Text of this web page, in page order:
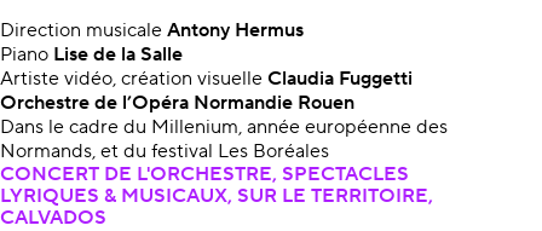
Direction musicale Antony Hermus
Piano Lise de la Salle
Artiste vidéo, création visuelle Claudia Fuggetti
Orchestre de l’Opéra Normandie Rouen
Dans le cadre du Millenium, année européenne des
Normands, et du festival Les Boréales
CONCERT DE L'ORCHESTRE, SPECTACLES
LYRIQUES & MUSICAUX, SUR LE TERRITOIRE,
CALVADOS